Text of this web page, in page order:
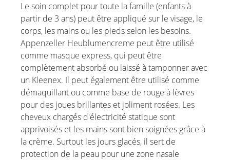
Le soin complet pour toute la famille (enfants à
partir de 3 ans) peut être appliqué sur le visage, le
corps, les mains ou les pieds selon les besoins.
Appenzeller Heublumencreme peut être utilisé
comme masque express, qui peut être
complètement absorbé ou laissé à tamponner avec
un Kleenex. Il peut également être utilisé comme
démaquillant ou comme base de rouge à lèvres
pour des joues brillantes et joliment rosées. Les
cheveux chargés d'électricité statique sont
apprivoisés et les mains sont bien soignées grâce à
la crème. Surtout les jours glacés, il sert de
protection de la peau pour une zone nasale